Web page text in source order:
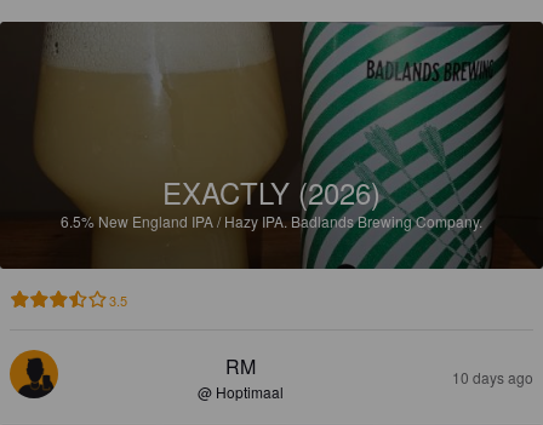
EXACTLY (2026)
6.5% New England IPA / Hazy IPA. Badlands Brewing Company.
3.5
RM
@ Hoptimaal
10 days ago